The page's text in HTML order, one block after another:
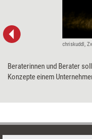
chriskuddl,
Beraterinnen und Berater
Konzepte einem